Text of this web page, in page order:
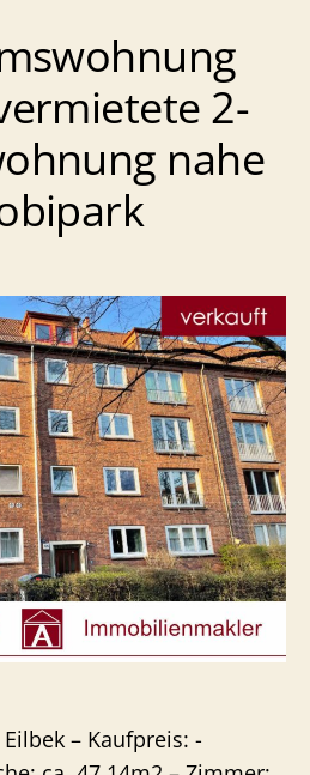
2-
nahe
– Kaufpreis: -